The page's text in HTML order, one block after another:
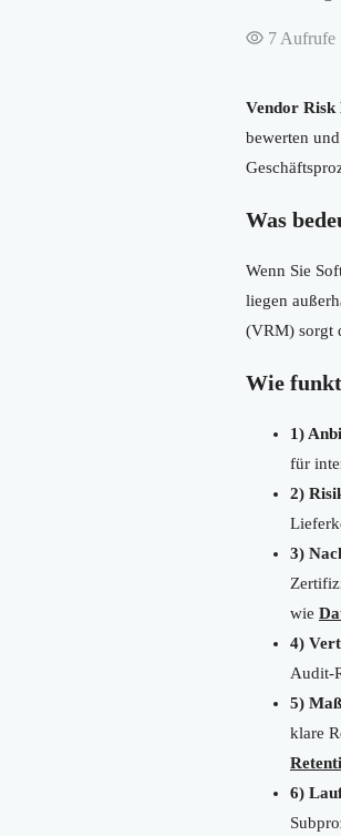
7 Aufrufe
Vendor Risk
bewerten
Was
Wenn Sie
liegen
(VRM) sorgt
Wie
1)
für
2)
3)
wie
4)
Audit-
5)
klare
6)